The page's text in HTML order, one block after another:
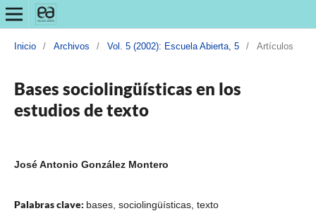
Inicio / Archivos / Vol. 5 (2002): Escuela Abierta, 5 / Artículos
Bases sociolingüísticas en los
estudios de texto
José Antonio González Montero
Palabras clave: bases, sociolingüísticas, texto